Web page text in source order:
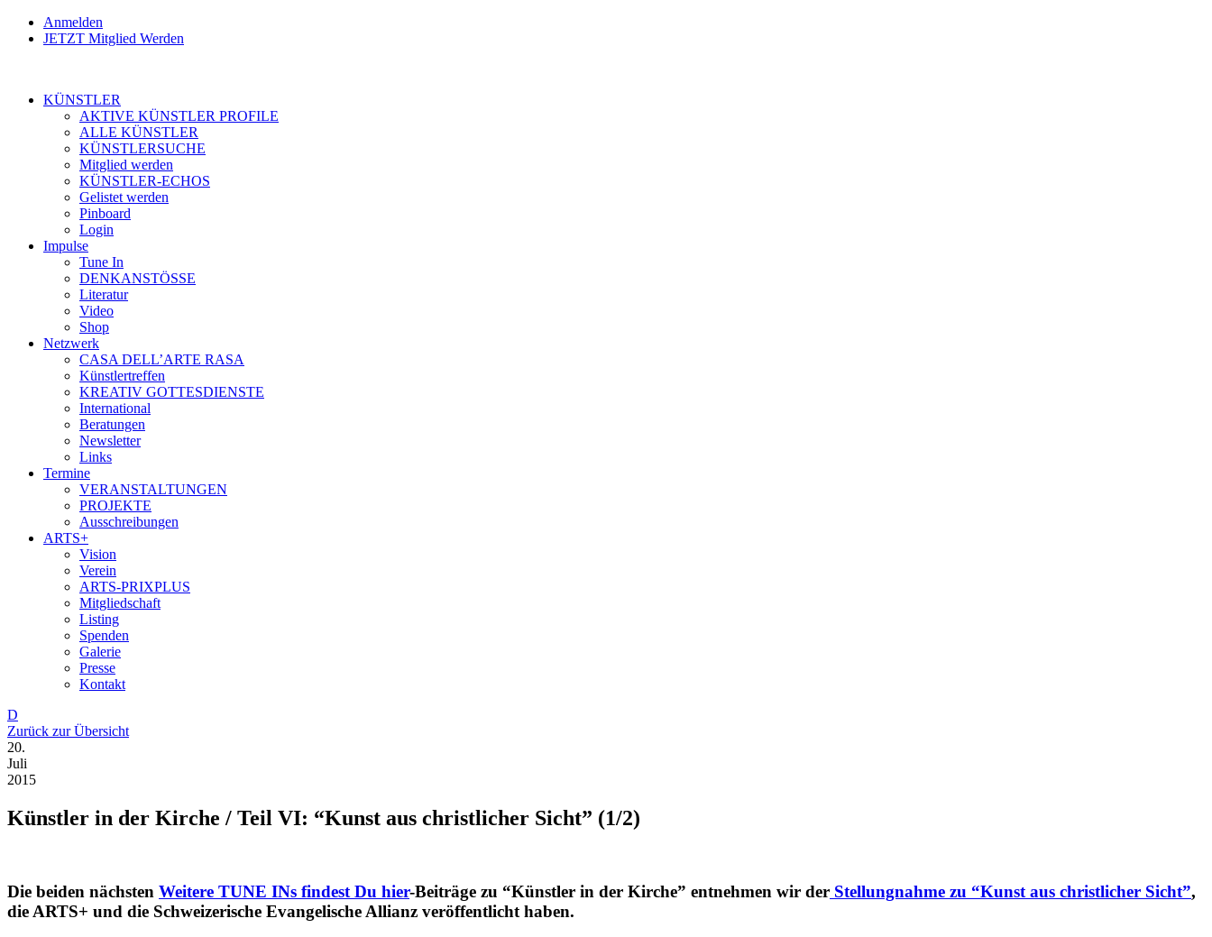
Anmelden
JETZT Mitglied Werden
KÜNSTLER
AKTIVE KÜNSTLER PROFILE
ALLE KÜNSTLER
KÜNSTLERSUCHE
Mitglied werden
KÜNSTLER-ECHOS
Gelistet werden
Pinboard
Login
Impulse
Tune In
DENKANSTÖSSE
Literatur
Video
Shop
Netzwerk
CASA DELL’ARTE RASA
Künstlertreffen
KREATIV GOTTESDIENSTE
International
Beratungen
Newsletter
Links
Termine
VERANSTALTUNGEN
PROJEKTE
Ausschreibungen
ARTS+
Vision
Verein
ARTS-PRIXPLUS
Mitgliedschaft
Listing
Spenden
Galerie
Presse
Kontakt
D
Zurück zur Übersicht
20.
Juli
2015
Künstler in der Kirche / Teil VI: “Kunst aus christlicher Sicht” (1/2)
Die beiden nächsten Weitere TUNE INs findest Du hier-Beiträge zu “Künstler in der Kirche” entnehmen wir der Stellungnahme zu “Kunst aus christlicher Sicht”,
die ARTS+ und die Schweizerische Evangelische Allianz veröffentlicht haben.